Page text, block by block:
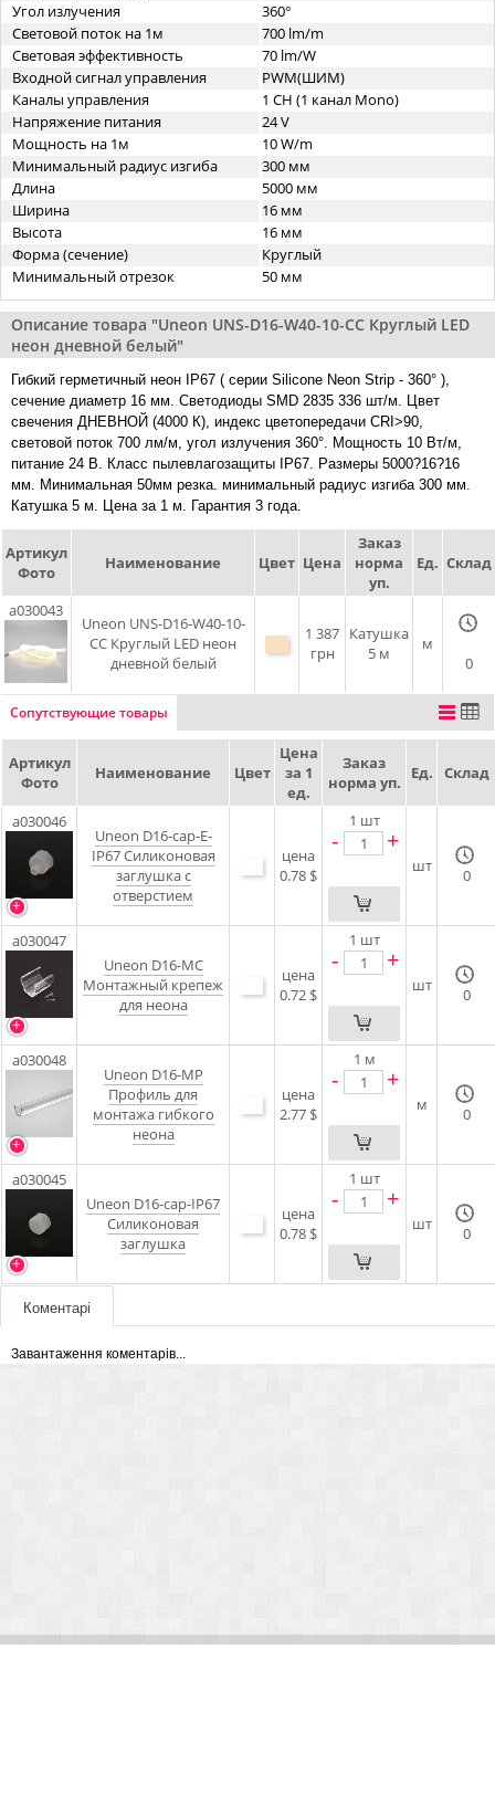
Угол излучения
360°
Световой поток на 1м
700 lm/m
Световая эффективность
70 lm/W
Входной сигнал управления
PWM(ШИМ)
Каналы управления
1 CH (1 канал Mono)
Напряжение питания
24 V
Мощность на 1м
10 W/m
Минимальный радиус изгиба
300 мм
Длина
5000 мм
Ширина
16 мм
Высота
16 мм
Форма (сечение)
Круглый
Минимальный отрезок
50 мм
Описание товара "Uneon UNS-D16-W40-10-CC Круглый LED
неон дневной белый"
Гибкий герметичный неон IP67 ( серии Silicone Neon Strip - 360° ),
сечение диаметр 16 мм. Светодиоды SMD 2835 336 шт/м. Цвет
свечения ДНЕВНОЙ (4000 К), индекс цветопередачи CRI>90,
световой поток 700 лм/м, угол излучения 360°. Мощность 10 Вт/м,
питание 24 В. Класс пылевлагозащиты IP67. Размеры 5000?16?16
мм. Минимальная 50мм резка. минимальный радиус изгиба 300 мм.
Катушка 5 м. Цена за 1 м. Гарантия 3 года.
Артикул
Фото
Наименование Цвет Цена
Заказ
норма
уп.
Ед. Склад
a030043
Uneon UNS-D16-W40-10-
CC Круглый LED неон
дневной белый
1 387
грн
Катушка
5 м
м
0
Сопутствующие товары
Артикул
Фото
Наименование Цвет
Цена
за 1
ед.
Заказ
норма уп.
Ед. Склад
a030046
Uneon D16-cap-E-
IP67 Силиконовая
заглушка с
отверстием
цена
0.78 $
1 шт
- +
шт 0
a030047
Uneon D16-MC
Монтажный крепеж
для неона
цена
0.72 $
1 шт
- +
шт 0
a030048
Uneon D16-MP
Профиль для
монтажа гибкого
неона
цена
2.77 $
1 м
- +
м 0
a030045
Uneon D16-cap-IP67
Силиконовая
заглушка
цена
0.78 $
1 шт
- +
шт 0
Коментарі
Завантаження коментарів...